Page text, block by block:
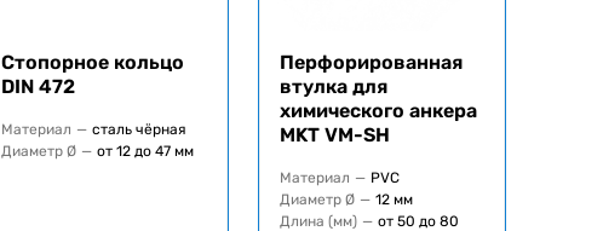
Стопорное кольцо
DIN 472
Материал — сталь чёрная
Диаметр Ø — от 12 до 47 мм
Перфорированная
втулка для
химического анкера
MKT VM-SH
Материал — PVC
Диаметр Ø — 12 мм
Длина (мм) — от 50 до 80